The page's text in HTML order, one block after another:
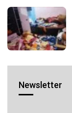
Newsletter